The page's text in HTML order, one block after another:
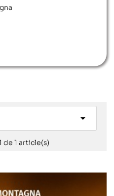

de 1 article(s)